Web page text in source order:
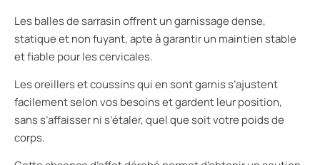
Les balles de sarrasin offrent un garnissage dense,
statique et non fuyant, apte à garantir un maintien stable
et fiable pour les cervicales.
Les oreillers et coussins qui en sont garnis s’ajustent
facilement selon vos besoins et gardent leur position,
sans s’affaisser ni s’étaler, quel que soit votre poids de
corps.